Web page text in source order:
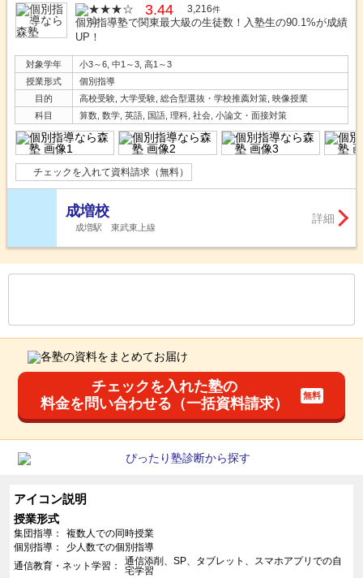
3.44 3,216件
個別指導塾で関東最大級の生徒数！入塾生の90.1%が成績
UP！
対象学年
小3～6, 中1～3, 高1～3
授業形式
個別指導
目的
高校受験, 大学受験, 総合型選抜・学校推薦対策, 映像授業
科目
算数, 数学, 英語, 国語, 理科, 社会, 小論文・面接対策
チェックを入れて資料請求（無料）
成増校
成増駅 東武東上線
詳細
チェックを入れた塾の
料金を問い合わせる（一括資料請求）
アイコン説明
授業形式
集団指導
複数人での同時授業
個別指導
少人数での個別指導
通信教育・ネット学習
通信添削、SP、タブレット、スマホアプリでの自
宅学習